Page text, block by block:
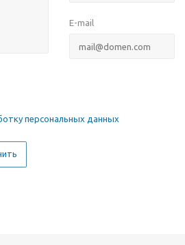
E-mail
персональных данных